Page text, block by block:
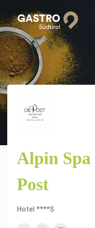
Alpin Spa
Post
Hotel ****S